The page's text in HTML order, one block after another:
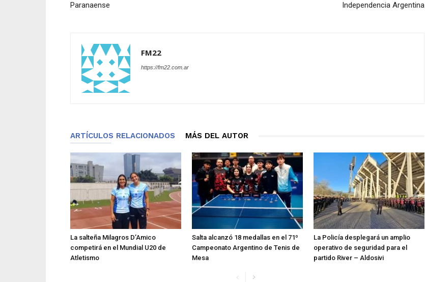
Paranaense
Independencia Argentina
FM22
https://fm22.com.ar
ARTÍCULOS RELACIONADOS MÁS DEL AUTOR
La salteña Milagros D’Amico
competirá en el Mundial U20 de
Atletismo
Salta alcanzó 18 medallas en el 71º
Campeonato Argentino de Tenis de
Mesa
La Policía desplegará un amplio
operativo de seguridad para el
partido River – Aldosivi